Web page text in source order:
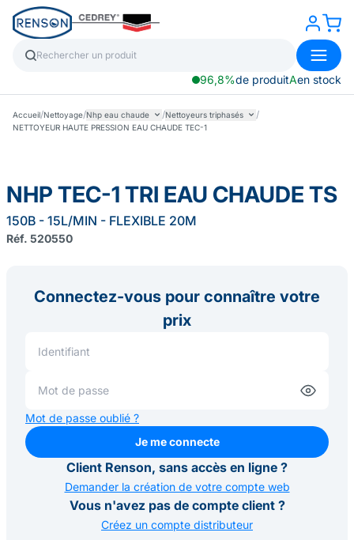
96,8%de produitAen stock
Accueil/Nettoyage/Nhp eau chaude /Nettoyeurs triphasés /
NETTOYEUR HAUTE PRESSION EAU CHAUDE TEC-1
NHP TEC-1 TRI EAU CHAUDE TS
150B - 15L/MIN - FLEXIBLE 20M
Réf. 520550
Connectez-vous pour connaître votre
prix
Mot de passe oublié ?
Je me connecte
Je me connecte
Client Renson, sans accès en ligne ?
Demander la création de votre compte web
Vous n'avez pas de compte client ?
Créez un compte distributeur